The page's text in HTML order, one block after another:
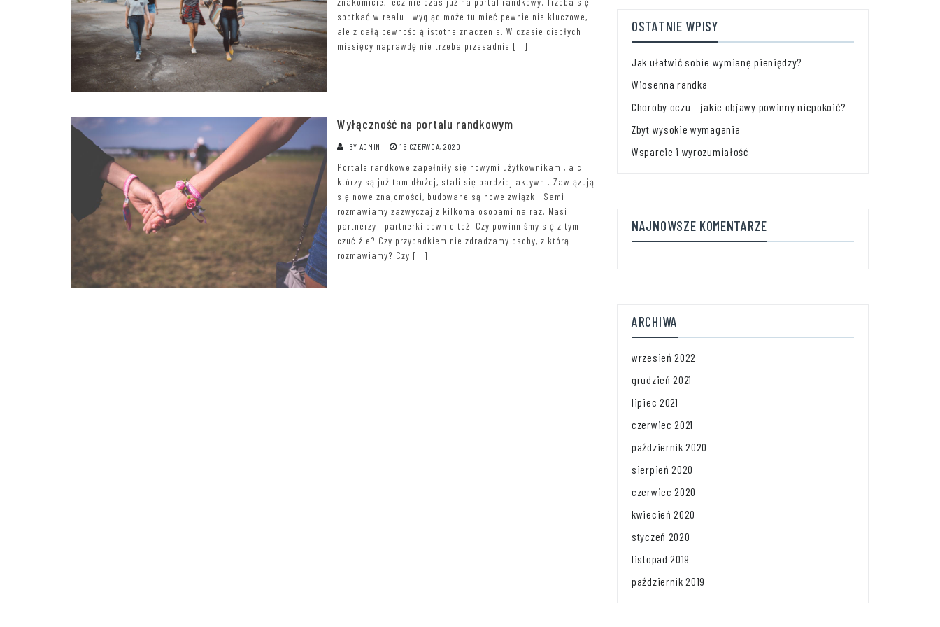
spotkać w realu i wygląd może tu mieć pewnie nie kluczowe,
ale z całą pewnością istotne znaczenie. W czasie ciepłych
miesięcy naprawdę nie trzeba przesadnie […]
Wyłączność na portalu randkowym
BY ADMIN 15 CZERWCA, 2020
Portale randkowe zapełniły się nowymi użytkownikami, a ci
którzy są już tam dłużej, stali się bardziej aktywni. Zawiązują
się nowe znajomości, budowane są nowe związki. Sami
rozmawiamy zazwyczaj z kilkoma osobami na raz. Nasi
partnerzy i partnerki pewnie też. Czy powinniśmy się z tym
czuć źle? Czy przypadkiem nie zdradzamy osoby, z którą
rozmawiamy? Czy […]
OSTATNIE WPISY
Jak ułatwić sobie wymianę pieniędzy?
Wiosenna randka
Choroby oczu – jakie objawy powinny niepokoić?
Zbyt wysokie wymagania
Wsparcie i wyrozumiałość
NAJNOWSZE KOMENTARZE
ARCHIWA
wrzesień 2022
grudzień 2021
lipiec 2021
czerwiec 2021
październik 2020
sierpień 2020
czerwiec 2020
kwiecień 2020
styczeń 2020
listopad 2019
październik 2019